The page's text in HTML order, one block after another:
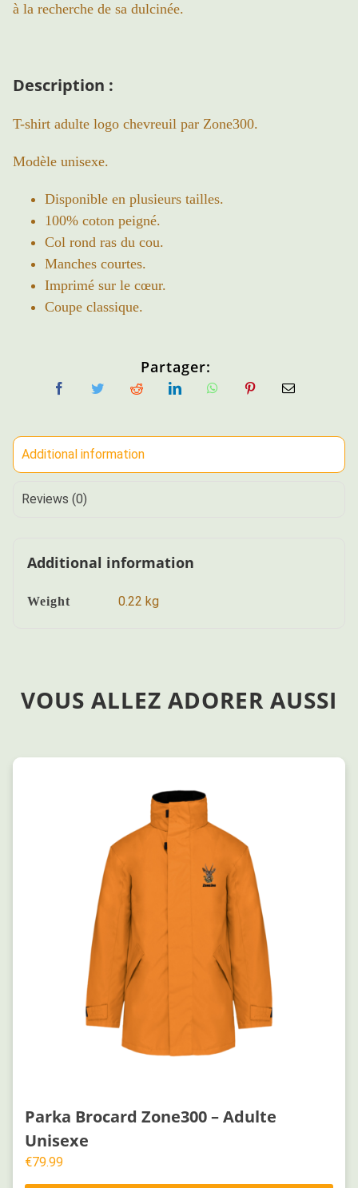
à la recherche de sa dulcinée.
Description :
T-shirt adulte logo chevreuil par Zone300.
Modèle unisexe.
Disponible en plusieurs tailles.
100% coton peigné.
Col rond ras du cou.
Manches courtes.
Imprimé sur le cœur.
Coupe classique.
Partager:
Additional information
Reviews (0)
Additional information
Weight 0.22 kg
VOUS ALLEZ ADORER AUSSI
Parka Brocard Zone300 – Adulte
Unisexe
€79.99